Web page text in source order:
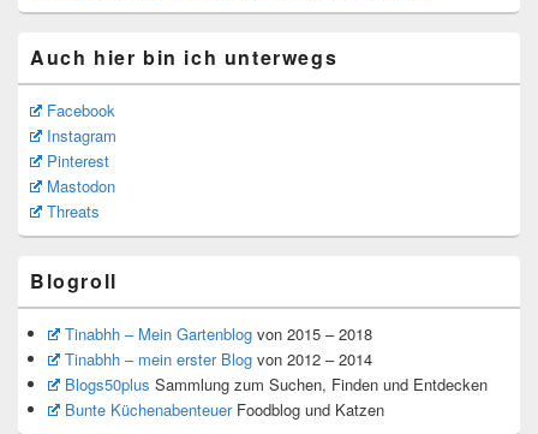
Auch hier bin ich unterwegs
Facebook
Instagram
Pinterest
Mastodon
Threats
Blogroll
Tinabhh – Mein Gartenblogvon 2015 – 2018
Tinabhh – mein erster Blogvon 2012 – 2014
Blogs50plus Sammlung zum Suchen, Finden und Entdecken
Bunte KüchenabenteuerFoodblog und Katzen